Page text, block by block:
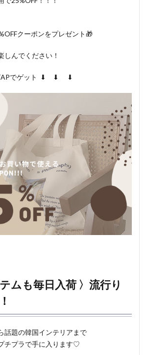
クーポンをプレゼント🎁
しんでください！
でゲット ⬇︎ ⬇︎ ⬇︎
テムも毎日入荷 〉流行り
話題の韓国インテリアまで
チプラで手に入ります♡